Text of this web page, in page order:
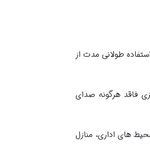
طولانی مدت از
فاقد هرگونه صدای
های اداری، منازل